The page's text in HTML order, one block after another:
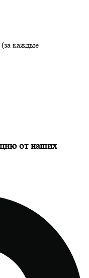
каждые
от наших